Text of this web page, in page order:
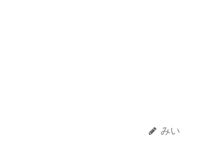
みい